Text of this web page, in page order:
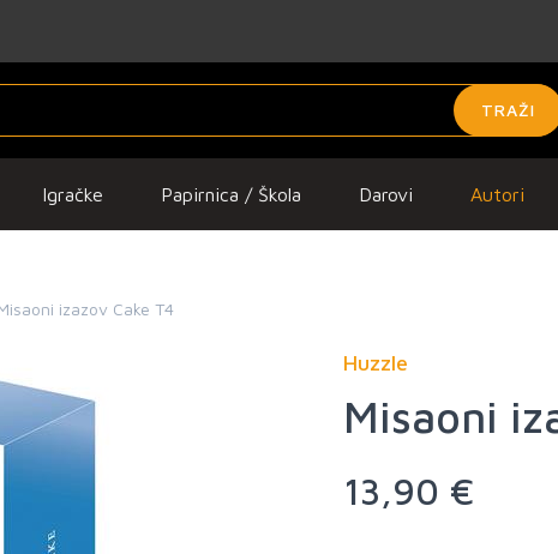
TRAŽI
Igračke Papirnica / Škola Darovi Autori
izazov Cake T4
Huzzle
Misaoni
13,90 €